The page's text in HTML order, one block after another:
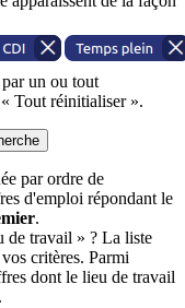
un ou tout
Tout réinitialiser ».
par ordre de
d'emploi répondant le
.
de travail » ? La liste
critères. Parmi
dont le lieu de travail